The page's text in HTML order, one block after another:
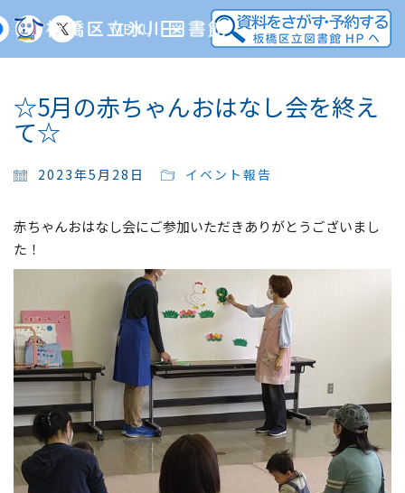
MENU
☆5月の赤ちゃんおはなし会を終え
て☆
2023年5月28日 イベント報告
赤ちゃんおはなし会にご参加いただきありがとうございまし
た！